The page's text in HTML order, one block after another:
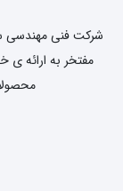
مفتخر به ارائه ی